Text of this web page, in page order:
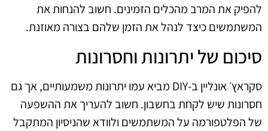
להפיק את המרב מהכלים הזמינים. חשוב להנחות את
המשתמשים כיצד לנהל את הזמן שלהם בצורה מאוזנת.
סיכום של יתרונות וחסרונות
סקראץ׳ אונליין ב‑DIY מביא עמו יתרונות משמעותיים, אך גם
חסרונות שיש לקחת בחשבון. חשוב להעריך את ההשפעה
של הפלטפורמה על המשתמשים ולוודא שהניסיון המתקבל